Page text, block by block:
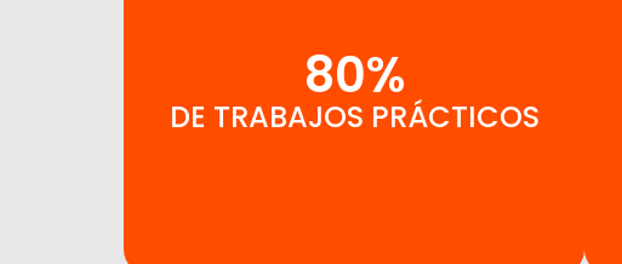
80%
DE TRABAJOS PRÁCTICOS